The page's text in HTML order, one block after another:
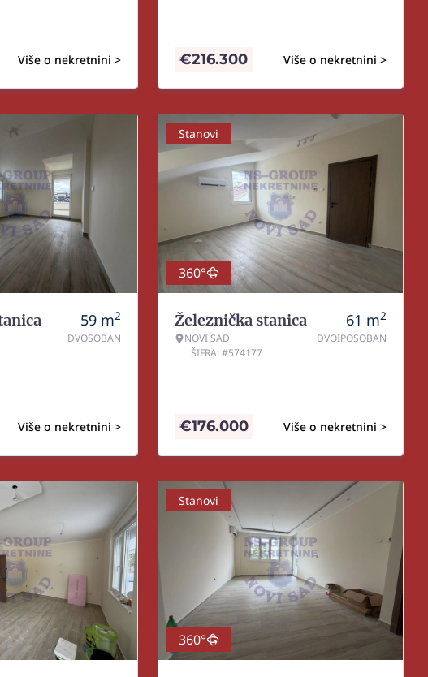
Više o nekretnini > Više o nekretnini >
€216.300
59 m2
DVOSOBAN
Više o nekretnini >
Stanovi
360°
Železnička stanica
NOVI SAD
ŠIFRA: #574177
61 m2
DVOIPOSOBAN
Više o nekretnini >
€176.000
Stanovi
360°